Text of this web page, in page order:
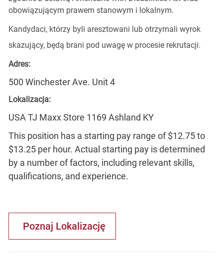
obowiązującym prawem stanowym i lokalnym.
Kandydaci, którzy byli aresztowani lub otrzymali wyrok
skazujący, będą brani pod uwagę w procesie rekrutacji.
Adres:
500 Winchester Ave. Unit 4
Lokalizacja:
USA TJ Maxx Store 1169 Ashland KY
This position has a starting pay range of $12.75 to
$13.25 per hour. Actual starting pay is determined
by a number of factors, including relevant skills,
qualifications, and experience.
Poznaj Lokalizację